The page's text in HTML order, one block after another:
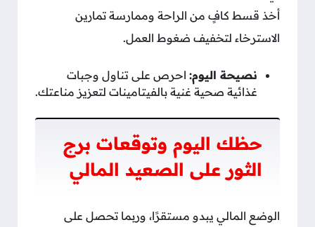
أخذ قسط كافٍ من الراحة وممارسة تمارين
الاسترخاء لتخفيف ضغوط العمل.
نصيحة اليوم: احرص على تناول وجبات
غذائية صحية غنية بالفيتامينات لتعزيز مناعتك.
حظك اليوم وتوقعات برج
الثور على الصعيد المالي
الوضع المالي يبدو مستقرًا، وربما تحصل على